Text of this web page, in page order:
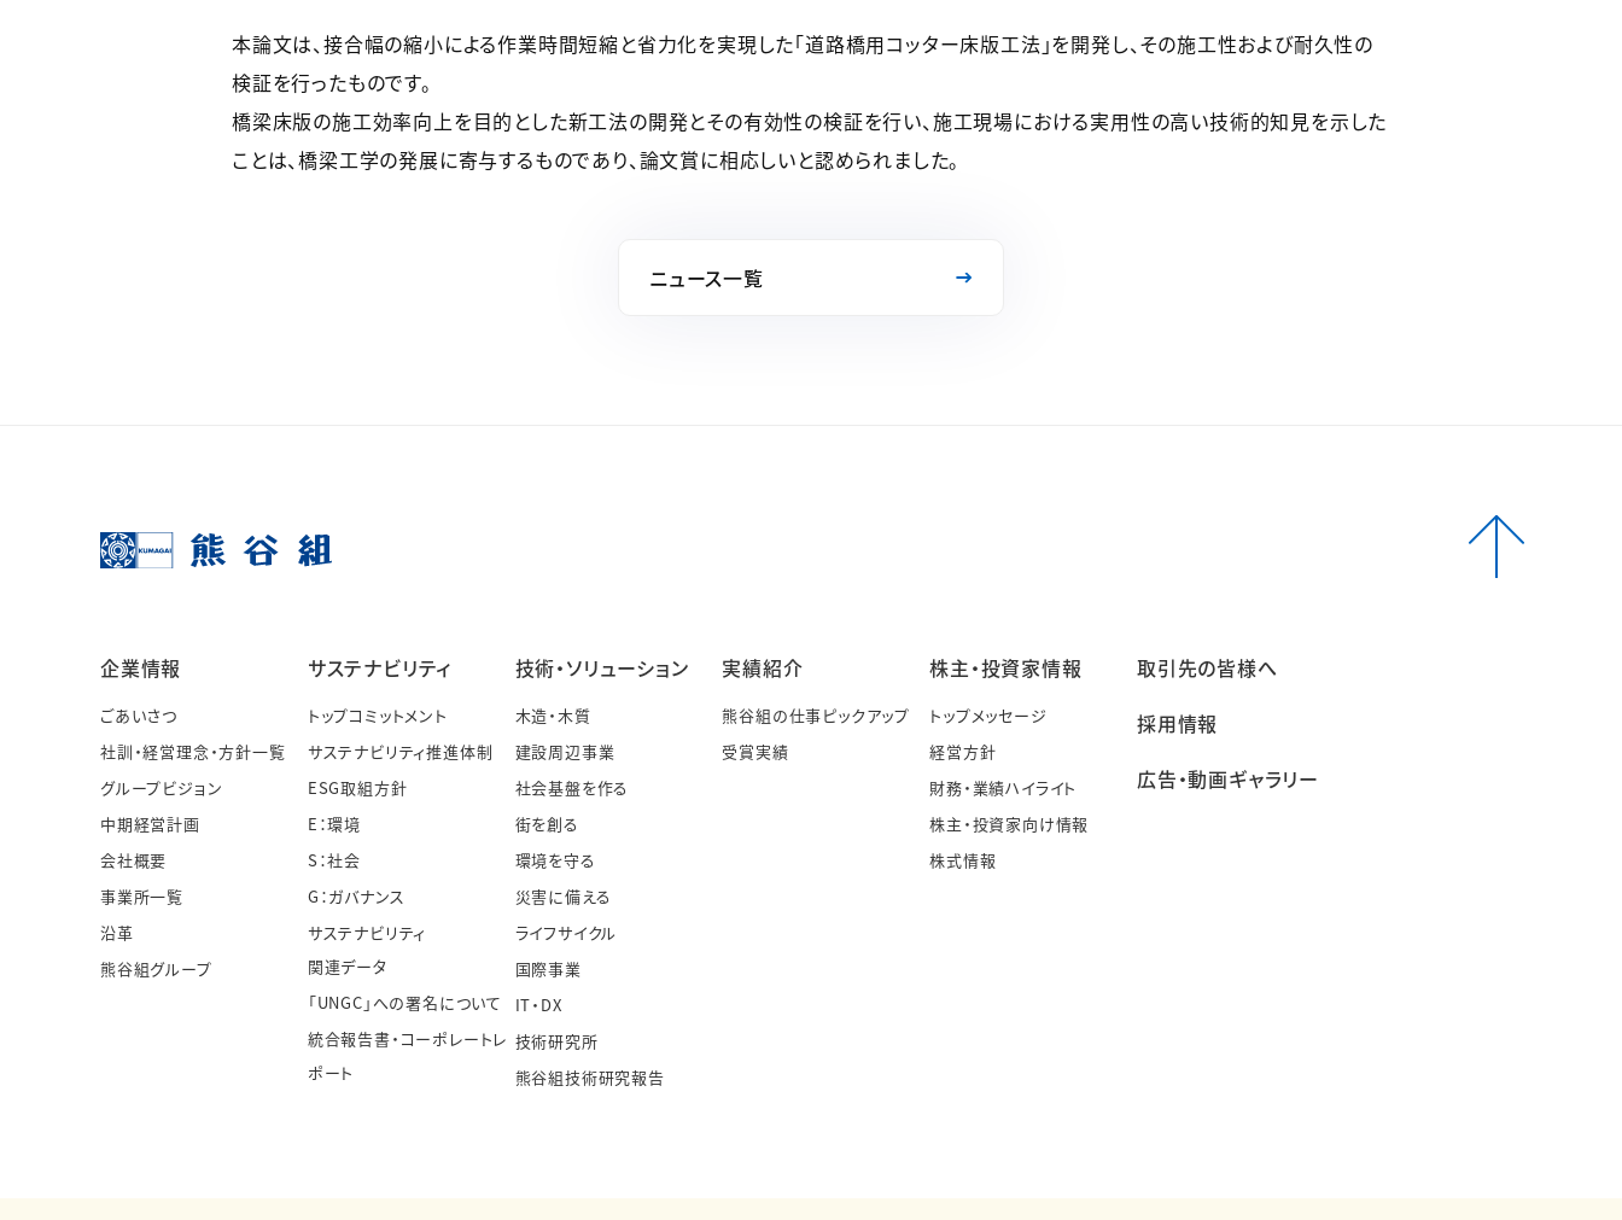
本論文は、接合幅の縮小による作業時間短縮と省力化を実現した「道路橋用コッター床版工法」を開発し、その施工性および耐久性の
検証を行ったものです。
橋梁床版の施工効率向上を目的とした新工法の開発とその有効性の検証を行い、施工現場における実用性の高い技術的知見を示した
ことは、橋梁工学の発展に寄与するものであり、論文賞に相応しいと認められました。
ニュース一覧
企業情報
ごあいさつ
社訓・経営理念・方針一覧
グループビジョン
中期経営計画
会社概要
事業所一覧
沿革
熊谷組グループ
サステナビリティ
トップコミットメント
サステナビリティ推進体制
ESG取組方針
E：環境
S：社会
G：ガバナンス
サステナビリティ
関連データ
「UNGC」への署名について
統合報告書・コーポレートレ
ポート
技術・ソリューション
木造・木質
建設周辺事業
社会基盤を作る
街を創る
環境を守る
災害に備える
ライフサイクル
国際事業
IT・DX
技術研究所
熊谷組技術研究報告
実績紹介
熊谷組の仕事ピックアップ
受賞実績
株主・投資家情報
トップメッセージ
経営方針
財務・業績ハイライト
株主・投資家向け情報
株式情報
取引先の皆様へ
採用情報
広告・動画ギャラリー